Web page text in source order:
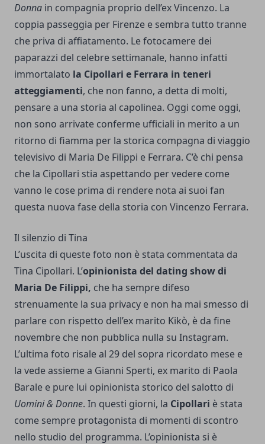
Donna in compagnia proprio dell’ex Vincenzo. La
coppia passeggia per Firenze e sembra tutto tranne
che priva di affiatamento. Le fotocamere dei
paparazzi del celebre settimanale, hanno infatti
immortalato la Cipollari e Ferrara in teneri
atteggiamenti, che non fanno, a detta di molti,
pensare a una storia al capolinea. Oggi come oggi,
non sono arrivate conferme ufficiali in merito a un
ritorno di fiamma per la storica compagna di viaggio
televisivo di Maria De Filippi e Ferrara. C’è chi pensa
che la Cipollari stia aspettando per vedere come
vanno le cose prima di rendere nota ai suoi fan
questa nuova fase della storia con Vincenzo Ferrara.
Il silenzio di Tina
L’uscita di queste foto non è stata commentata da
Tina Cipollari. L’opinionista del dating show di
Maria De Filippi, che ha sempre difeso
strenuamente la sua privacy e non ha mai smesso di
parlare con rispetto dell’ex marito Kikò, è da fine
novembre che non pubblica nulla su Instagram.
L’ultima foto risale al 29 del sopra ricordato mese e
la vede assieme a Gianni Sperti, ex marito di Paola
Barale e pure lui opinionista storico del salotto di
Uomini & Donne. In questi giorni, la Cipollari è stata
come sempre protagonista di momenti di scontro
nello studio del programma. L’opinionista si è